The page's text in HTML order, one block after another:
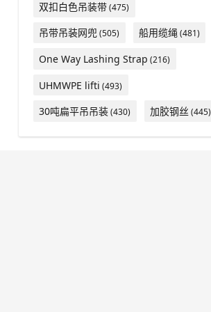
双扣白色吊装带(475)
吊带吊装网兜(505) 船用缆绳(481)
One Way Lashing Strap (216)
UHMWPE lifti (493)
30吨扁平吊吊装(430) 加胶钢丝 (445)